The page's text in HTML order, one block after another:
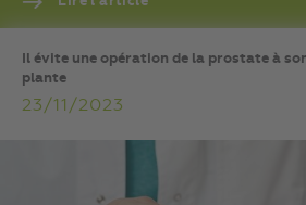
Il évite une opération de la prostate à
plante
23/11/2023